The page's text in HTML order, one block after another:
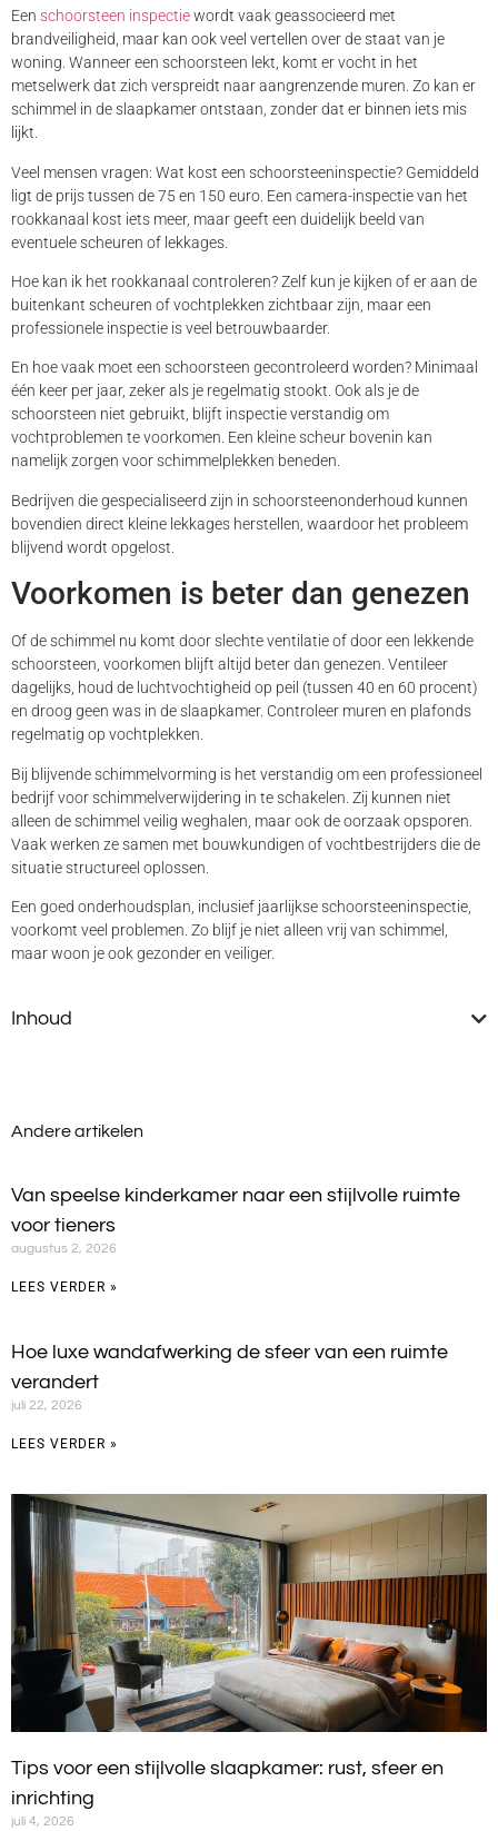
Een schoorsteen inspectiewordt vaak geassocieerd met
brandveiligheid, maar kan ook veel vertellen over de staat van je
woning. Wanneer een schoorsteen lekt, komt er vocht in het
metselwerk dat zich verspreidt naar aangrenzende muren. Zo kan er
schimmel in de slaapkamer ontstaan, zonder dat er binnen iets mis
lijkt.
Veel mensen vragen: Wat kost een schoorsteeninspectie? Gemiddeld
ligt de prijs tussen de 75 en 150 euro. Een camera-inspectie van het
rookkanaal kost iets meer, maar geeft een duidelijk beeld van
eventuele scheuren of lekkages.
Hoe kan ik het rookkanaal controleren? Zelf kun je kijken of er aan de
buitenkant scheuren of vochtplekken zichtbaar zijn, maar een
professionele inspectie is veel betrouwbaarder.
En hoe vaak moet een schoorsteen gecontroleerd worden? Minimaal
één keer per jaar, zeker als je regelmatig stookt. Ook als je de
schoorsteen niet gebruikt, blijft inspectie verstandig om
vochtproblemen te voorkomen. Een kleine scheur bovenin kan
namelijk zorgen voor schimmelplekken beneden.
Bedrijven die gespecialiseerd zijn in schoorsteenonderhoud kunnen
bovendien direct kleine lekkages herstellen, waardoor het probleem
blijvend wordt opgelost.
Voorkomen is beter dan genezen
Of de schimmel nu komt door slechte ventilatie of door een lekkende
schoorsteen, voorkomen blijft altijd beter dan genezen. Ventileer
dagelijks, houd de luchtvochtigheid op peil (tussen 40 en 60 procent)
en droog geen was in de slaapkamer. Controleer muren en plafonds
regelmatig op vochtplekken.
Bij blijvende schimmelvorming is het verstandig om een professioneel
bedrijf voor schimmelverwijdering in te schakelen. Zij kunnen niet
alleen de schimmel veilig weghalen, maar ook de oorzaak opsporen.
Vaak werken ze samen met bouwkundigen of vochtbestrijders die de
situatie structureel oplossen.
Een goed onderhoudsplan, inclusief jaarlijkse schoorsteeninspectie,
voorkomt veel problemen. Zo blijf je niet alleen vrij van schimmel,
maar woon je ook gezonder en veiliger.
Inhoud
Andere artikelen
Van speelse kinderkamer naar een stijlvolle ruimte
voor tieners
augustus 2, 2026
LEES VERDER »
Hoe luxe wandafwerking de sfeer van een ruimte
verandert
juli 22, 2026
LEES VERDER »
Tips voor een stijlvolle slaapkamer: rust, sfeer en
inrichting
juli 4, 2026